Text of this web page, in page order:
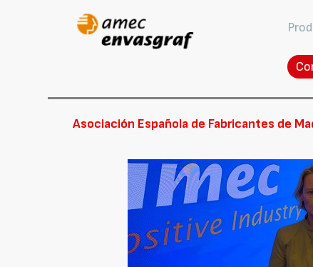
Asociación Española de Fabricantes de